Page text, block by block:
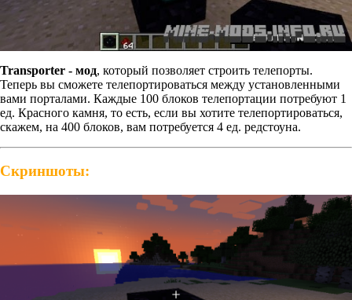
Transporter - мод, который позволяет строить телепорты.
Теперь вы сможете телепортироваться между установленными
вами порталами. Каждые 100 блоков телепортации потребуют 1
ед. Красного камня, то есть, если вы хотите телепортироваться,
скажем, на 400 блоков, вам потребуется 4 ед. редстоуна.
Скриншоты: